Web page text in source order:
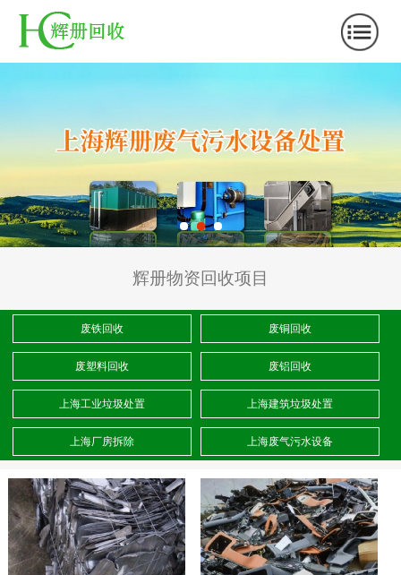
辉册物资回收项目
废铁回收 废铜回收
废塑料回收 废铝回收
上海工业垃圾处置 上海建筑垃圾处置
上海厂房拆除 上海废气污水设备